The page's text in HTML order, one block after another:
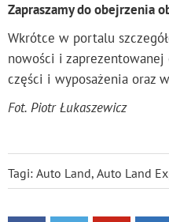
Zapraszamy do obejrzenia
Wkrótce w portalu
nowości i
części i wyposażenia oraz
Fot. Piotr Łukaszewicz
Tagi: Auto Land, Auto Land